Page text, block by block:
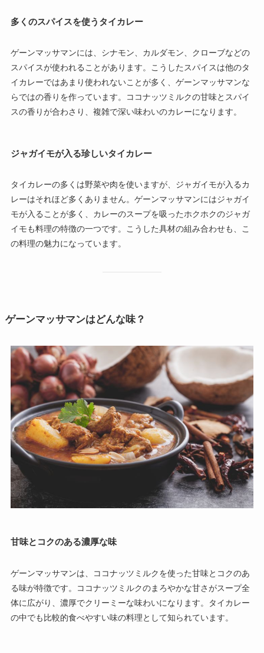
多くのスパイスを使うタイカレー
ゲーンマッサマンには、シナモン、カルダモン、クローブなどの
スパイスが使われることがあります。こうしたスパイスは他のタ
イカレーではあまり使われないことが多く、ゲーンマッサマンな
らではの香りを作っています。ココナッツミルクの甘味とスパイ
スの香りが合わさり、複雑で深い味わいのカレーになります。
ジャガイモが入る珍しいタイカレー
タイカレーの多くは野菜や肉を使いますが、ジャガイモが入るカ
レーはそれほど多くありません。ゲーンマッサマンにはジャガイ
モが入ることが多く、カレーのスープを吸ったホクホクのジャガ
イモも料理の特徴の一つです。こうした具材の組み合わせも、こ
の料理の魅力になっています。
ゲーンマッサマンはどんな味？
甘味とコクのある濃厚な味
ゲーンマッサマンは、ココナッツミルクを使った甘味とコクのあ
る味が特徴です。ココナッツミルクのまろやかな甘さがスープ全
体に広がり、濃厚でクリーミーな味わいになります。タイカレー
の中でも比較的食べやすい味の料理として知られています。